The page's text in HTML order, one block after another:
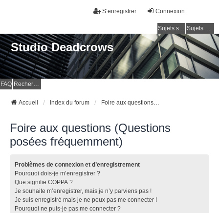
Connexion
S’enregistrer
Sujets sans réponse Sujets actifs
Studio Deadcrows
FAQ Rechercher
Accueil Index du forum Foire aux questions (Questions posées fréquemment)
Foire aux questions (Questions
posées fréquemment)
Problèmes de connexion et d’enregistrement
Pourquoi dois-je m’enregistrer ?
Que signifie COPPA ?
Je souhaite m’enregistrer, mais je n’y parviens pas !
Je suis enregistré mais je ne peux pas me connecter !
Pourquoi ne puis-je pas me connecter ?